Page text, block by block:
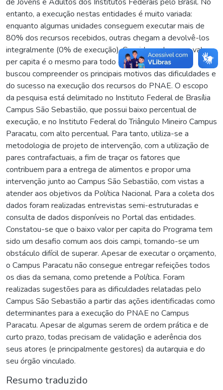
entanto, a execução nestas entidades é muito variada:
enquanto algumas unidades conseguem executar mais de
80% dos recursos recebidos, outras chegam a devolvê-los
integralmente (0% de execução). Considerando que o valor
per capita é o mesmo para todo o Brasil, este trabalho
buscou compreender os principais motivos das dificuldades e
do sucesso na execução dos recursos do PNAE. O escopo
da pesquisa está delimitado no Instituto Federal de Brasília
Campus São Sebastião, que possui baixo percentual de
execução, e no Instituto Federal do Triângulo Mineiro Campus
Paracatu, com alto percentual. Para tanto, utiliza-se a
metodologia de projeto de intervenção, com a utilização de
pares contrafactuais, a fim de traçar os fatores que
contribuem para a entrega de alimentos e propor uma
intervenção junto ao Campus São Sebastião, com vistas a
atender aos objetivos da Política Nacional. Para a coleta dos
dados foram realizadas entrevistas semi-estruturadas e
consulta de dados disponíveis no Portal das entidades.
Constatou-se que o baixo valor per capita do Programa tem
sido um desafio comum aos dois campi, tornando-se um
obstáculo difícil de superar. Apesar de executar o orçamento,
o Campus Paracatu não consegue entregar refeições todos
os dias da semana, como pretende a Política. Foram
realizadas sugestões para as dificuldades relatadas pelo
Campus São Sebastião a partir das ações identificadas como
determinantes para a execução do PNAE no Campus
Paracatu. Apesar de algumas serem de ordem prática e de
curto prazo, todas precisam de validação e aderência dos
seus atores (e principalmente gestores) da autarquia e do
seu órgão vinculado.
Resumo traduzido